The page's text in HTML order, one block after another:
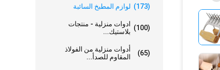
لوازم المطبخ السائبة (173)
ادوات منزلية - منتجات
بلاستيك...
(100)
أدوات منزلية من الفولاذ
المقاوم للصدأ...
(65)